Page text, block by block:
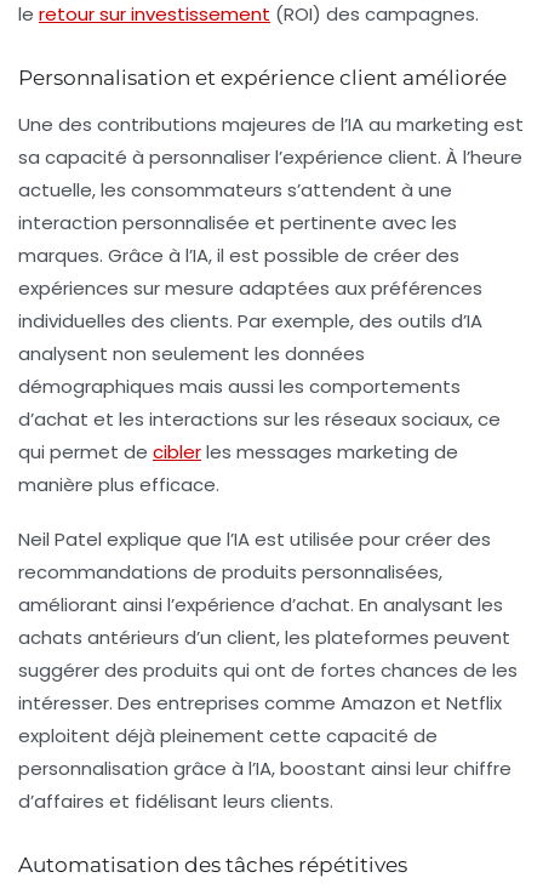
le retour sur investissement (ROI) des campagnes.
Personnalisation et expérience client améliorée
Une des contributions majeures de l’IA au marketing est
sa capacité à personnaliser l’expérience client. À l’heure
actuelle, les consommateurs s’attendent à une
interaction personnalisée et pertinente avec les
marques. Grâce à l’IA, il est possible de créer des
expériences sur mesure adaptées aux préférences
individuelles des clients. Par exemple, des outils d’IA
analysent non seulement les données
démographiques mais aussi les comportements
d’achat et les interactions sur les réseaux sociaux, ce
qui permet de ciblerles messages marketing de
manière plus efficace.
Neil Patel explique que l’IA est utilisée pour créer des
recommandations de produits personnalisées,
améliorant ainsi l’expérience d’achat. En analysant les
achats antérieurs d’un client, les plateformes peuvent
suggérer des produits qui ont de fortes chances de les
intéresser. Des entreprises comme Amazon et Netflix
exploitent déjà pleinement cette capacité de
personnalisation grâce à l’IA, boostant ainsi leur chiffre
d’affaires et fidélisant leurs clients.
Automatisation des tâches répétitives